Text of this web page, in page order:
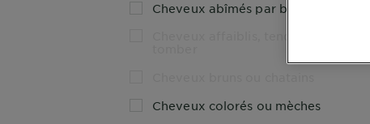
Cheveux abîmés par besoins
Cheveux colorés ou mèches